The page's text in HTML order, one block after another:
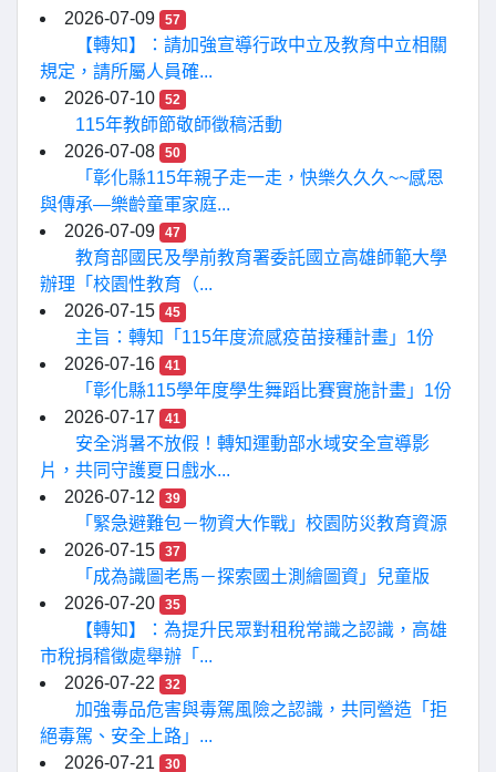
2026-07-09 57
【轉知】：請加強宣導行政中立及教育中立相關
規定，請所屬人員確...
2026-07-10
52
115年教師節敬師徵稿活動
2026-07-08
50
「彰化縣115年親子走一走，快樂久久久~~感恩
與傳承—樂齡童軍家庭...
2026-07-09
47
教育部國民及學前教育署委託國立高雄師範大學
辦理「校園性教育（...
2026-07-15
45
主旨：轉知「115年度流感疫苗接種計畫」1份
2026-07-16
41
「彰化縣115學年度學生舞蹈比賽實施計畫」1份
2026-07-17
41
安全消暑不放假！轉知運動部水域安全宣導影
片，共同守護夏日戲水...
2026-07-12
39
「緊急避難包－物資大作戰」校園防災教育資源
2026-07-15
37
「成為識圖老馬－探索國土測繪圖資」兒童版
2026-07-20
35
【轉知】：為提升民眾對租稅常識之認識，高雄
市稅捐稽徵處舉辦「...
2026-07-22
32
加強毒品危害與毒駕風險之認識，共同營造「拒
絕毒駕、安全上路」...
2026-07-21
30